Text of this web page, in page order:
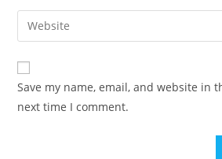
Save my name, email, and website in
next time I comment.